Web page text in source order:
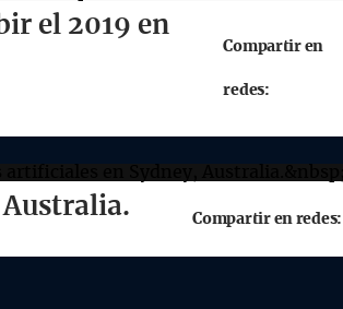
el 2019 en
Compartir en
redes:
Australia. Compartir en redes: